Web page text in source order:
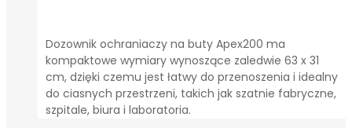
Dozownik ochraniaczy na buty Apex200 ma
kompaktowe wymiary wynoszące zaledwie 63 x 31
cm, dzięki czemu jest łatwy do przenoszenia i idealny
do ciasnych przestrzeni, takich jak szatnie fabryczne,
szpitale, biura i laboratoria.